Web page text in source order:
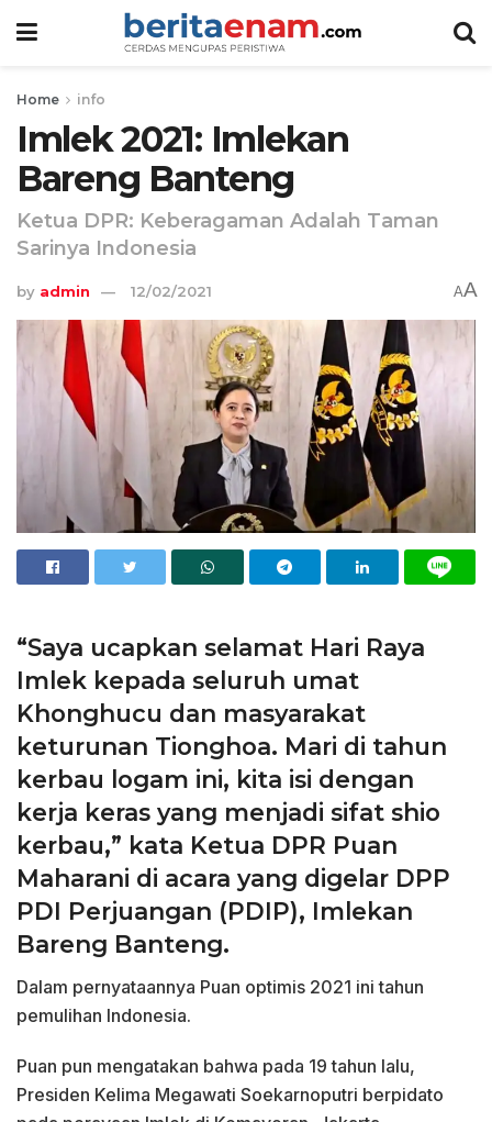
Home info
Imlek 2021: Imlekan
Bareng Banteng
Ketua DPR: Keberagaman Adalah Taman
Sarinya Indonesia
by admin 12/02/2021 AA
“Saya ucapkan selamat Hari Raya
Imlek kepada seluruh umat
Khonghucu dan masyarakat
keturunan Tionghoa. Mari di tahun
kerbau logam ini, kita isi dengan
kerja keras yang menjadi sifat shio
kerbau,” kata Ketua DPR Puan
Maharani di acara yang digelar DPP
PDI Perjuangan (PDIP), Imlekan
Bareng Banteng.
Dalam pernyataannya Puan optimis 2021 ini tahun
pemulihan Indonesia.
Puan pun mengatakan bahwa pada 19 tahun lalu,
Presiden Kelima Megawati Soekarnoputri berpidato